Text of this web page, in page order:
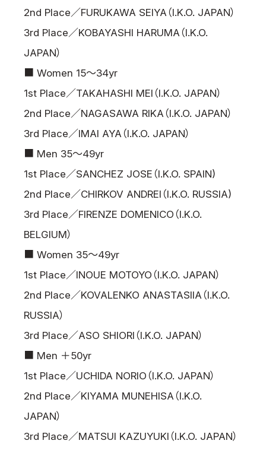
2nd Place／FURUKAWA SEIYA（I.K.O. JAPAN）
3rd Place／KOBAYASHI HARUMA（I.K.O.
JAPAN）
■ Women 15～34yr
1st Place／TAKAHASHI MEI（I.K.O. JAPAN）
2nd Place／NAGASAWA RIKA（I.K.O. JAPAN）
3rd Place／IMAI AYA（I.K.O. JAPAN）
■ Men 35～49yr
1st Place／SANCHEZ JOSE（I.K.O. SPAIN)
2nd Place／CHIRKOV ANDREI（I.K.O. RUSSIA)
3rd Place／FIRENZE DOMENICO（I.K.O.
BELGIUM）
■ Women 35～49yr
1st Place／INOUE MOTOYO（I.K.O. JAPAN）
2nd Place／KOVALENKO ANASTASIIA（I.K.O.
RUSSIA）
3rd Place／ASO SHIORI（I.K.O. JAPAN）
■ Men ＋50yr
1st Place／UCHIDA NORIO（I.K.O. JAPAN）
2nd Place／KIYAMA MUNEHISA（I.K.O.
JAPAN）
3rd Place／MATSUI KAZUYUKI（I.K.O. JAPAN）